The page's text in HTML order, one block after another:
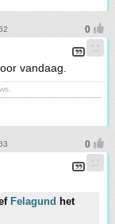
vandaag.
Felagund het